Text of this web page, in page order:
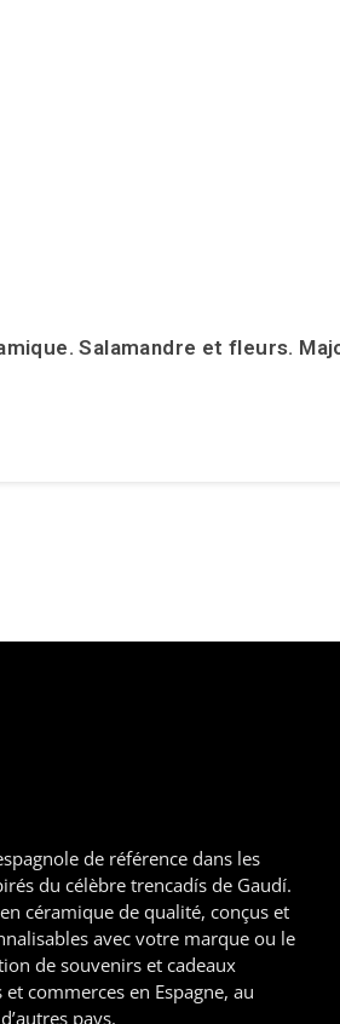
Salamandre et fleurs.
de référence dans les
du célèbre trencadís de Gaudí.
céramique de qualité, conçus et
avec votre marque ou le
de souvenirs et cadeaux
commerces en Espagne, au
pays.